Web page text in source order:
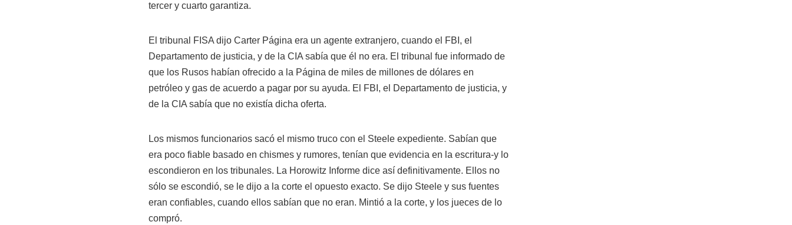
tercer y cuarto garantiza.
El tribunal FISA dijo Carter Página era un agente extranjero, cuando el FBI, el
Departamento de justicia, y de la CIA sabía que él no era. El tribunal fue informado de
que los Rusos habían ofrecido a la Página de miles de millones de dólares en
petróleo y gas de acuerdo a pagar por su ayuda. El FBI, el Departamento de justicia, y
de la CIA sabía que no existía dicha oferta.
Los mismos funcionarios sacó el mismo truco con el Steele expediente. Sabían que
era poco fiable basado en chismes y rumores, tenían que evidencia en la escritura-y lo
escondieron en los tribunales. La Horowitz Informe dice así definitivamente. Ellos no
sólo se escondió, se le dijo a la corte el opuesto exacto. Se dijo Steele y sus fuentes
eran confiables, cuando ellos sabían que no eran. Mintió a la corte, y los jueces de lo
compró.